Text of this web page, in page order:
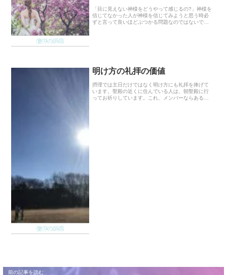
信仰の経緯
「目に見えない神様をどうやって感じるの?」神様を
信じてなかった人が神様を信じてみようと思う時必
ずと言って良いほどぶつかる問題なのではないでし
信仰の経緯
明け方の礼拝の価値
摂理では主日だけではなく明け方にも礼拝を捧げて
います。聖殿の近くに住んでいる人は、朝聖殿に行
ってお祈りしています。これ、メンバーならあるあ